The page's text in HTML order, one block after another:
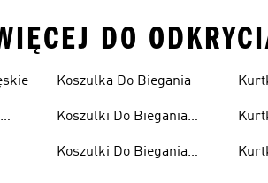
DO
Koszulka Do Biegania
Koszulki Do Biegania
Koszulki Do Biegania